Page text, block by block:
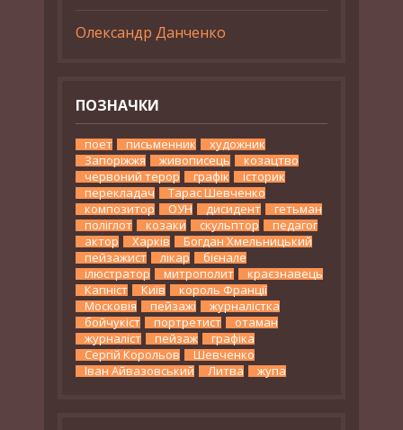
Олександр Данченко
ПОЗНАЧКИ
поет письменник
художник
Запоріжжя
живописець
козацтво
червоний терор
графік
історик
перекладач
Тарас Шевченко
композитор
ОУН дисидент
гетьман
поліглот
козаки скульптор
педагог
актор
Харків
Богдан Хмельницький
пейзажист
лікар
бієнале
ілюстратор
митрополит
краєзнавець
Капніст
Київ
король Франції
Московія
пейзажі
журналістка
бойчукіст
портретист
отаман
журналіст
пейзаж
графіка
Сергій Корольов
Шевченко
Іван Айвазовський
Литва жупа